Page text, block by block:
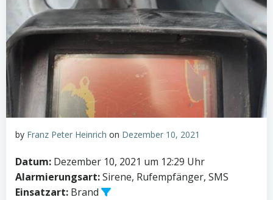
by Franz Peter Heinrich on Dezember 10, 2021
Datum: Dezember 10, 2021 um 12:29 Uhr
Alarmierungsart:Sirene, Rufempfänger, SMS
Einsatzart: Brand